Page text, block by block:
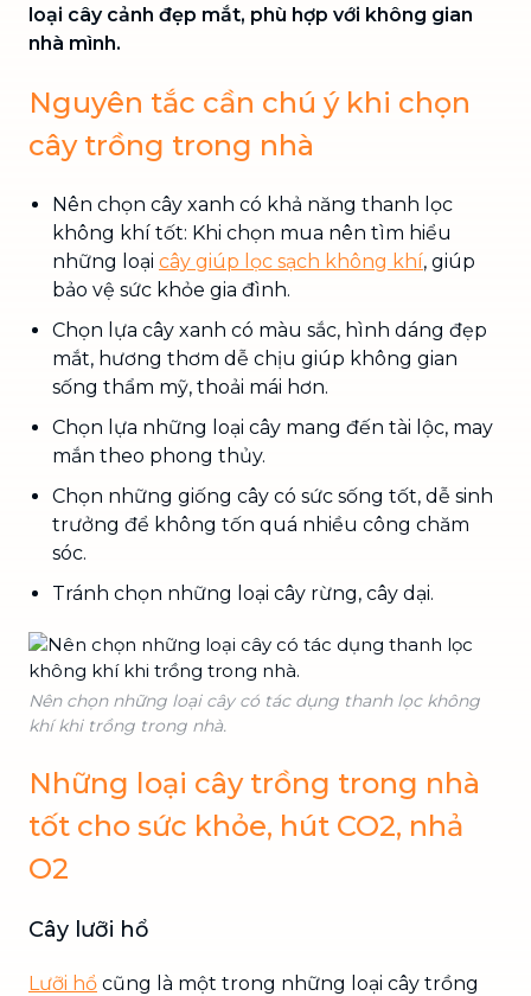
loại cây cảnh đẹp mắt, phù hợp với không gian
nhà mình.
Nguyên tắc cần chú ý khi chọn
cây trồng trong nhà
Nên chọn cây xanh có khả năng thanh lọc
không khí tốt: Khi chọn mua nên tìm hiểu
những loại cây giúp lọc sạch không khí, giúp
bảo vệ sức khỏe gia đình.
Chọn lựa cây xanh có màu sắc, hình dáng đẹp
mắt, hương thơm dễ chịu giúp không gian
sống thẩm mỹ, thoải mái hơn.
Chọn lựa những loại cây mang đến tài lộc, may
mắn theo phong thủy.
Chọn những giống cây có sức sống tốt, dễ sinh
trưởng để không tốn quá nhiều công chăm
sóc.
Tránh chọn những loại cây rừng, cây dại.
Nên chọn những loại cây có tác dụng thanh lọc không
khí khi trồng trong nhà.
Những loại cây trồng trong nhà
tốt cho sức khỏe, hút CO2, nhả
O2
Cây lưỡi hổ
Lưỡi hổ cũng là một trong những loại cây trồng